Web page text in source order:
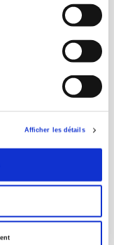
Afficher les détails